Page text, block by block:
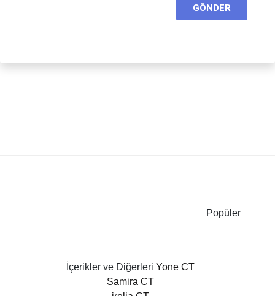
Popüler
İçerikler ve Diğerleri Yone CT
Samira CT